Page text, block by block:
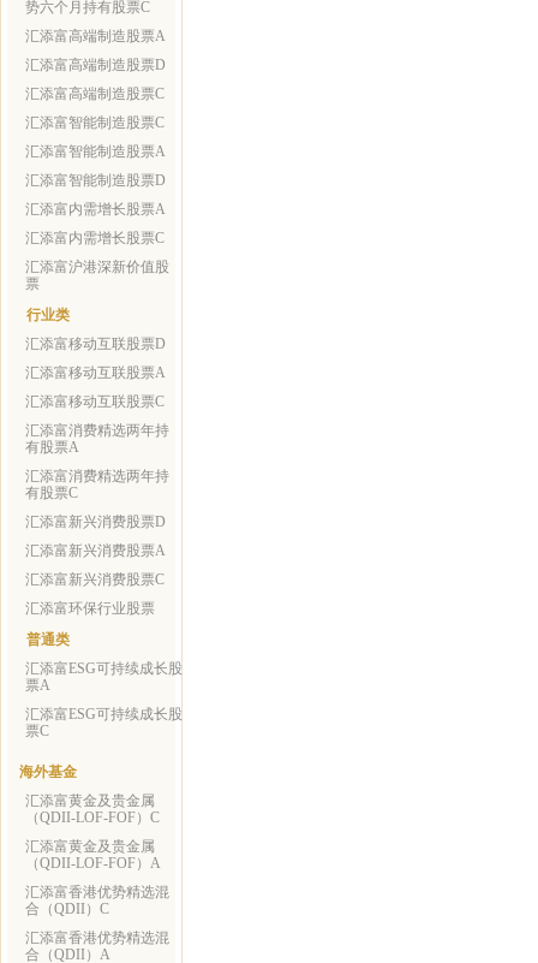
势六个月持有股票C
汇添富高端制造股票A
汇添富高端制造股票D
汇添富高端制造股票C
汇添富智能制造股票C
汇添富智能制造股票A
汇添富智能制造股票D
汇添富内需增长股票A
汇添富内需增长股票C
汇添富沪港深新价值股
票
行业类
汇添富移动互联股票D
汇添富移动互联股票A
汇添富移动互联股票C
汇添富消费精选两年持
有股票A
汇添富消费精选两年持
有股票C
汇添富新兴消费股票D
汇添富新兴消费股票A
汇添富新兴消费股票C
汇添富环保行业股票
普通类
汇添富ESG可持续成长股
票A
汇添富ESG可持续成长股
票C
海外基金
汇添富黄金及贵金属
（QDII-LOF-FOF）C
汇添富黄金及贵金属
（QDII-LOF-FOF）A
汇添富香港优势精选混
合（QDII）C
汇添富香港优势精选混
合（QDII）A